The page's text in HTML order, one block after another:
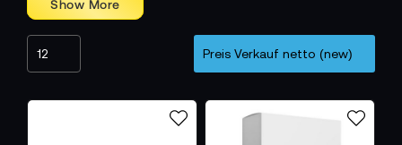
den Kern des technischen Tagesgeschäfts. Regie,
Kamera, Medienserver und Licht lassen sich über klar
definierte Protokolle miteinander verbinden.
Übergänge lassen sich automatisieren, und kritische